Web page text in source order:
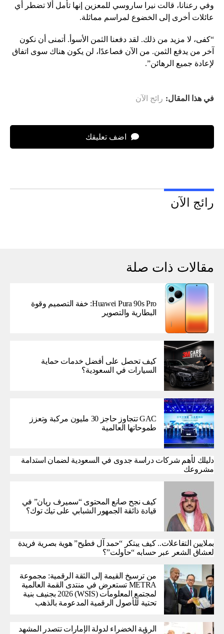
وفي رعنانا، قالت نيرا ساروسي للمعزين إنها تأمل ألا تضطر أي
عائلات أخرى إلى الخضوع لمراسم مماثلة.
“كفى، لا مزيد من ذلك. لقد دفعنا الثمن الأسوأ. أتمنى أن نكون
آخر من يدفع الثمن. من الآن فصاعدًا، لن يكون هناك سوى اتفاق
لإعادة جميع الرهائن”.
في هذا المقال: رائج الآن
اضف تعليقك
رائج الآن
مقالات ذات صلة
Huawei Pura 90s Pro: خفة التصميم وقوة
البطارية والتصوير
كيف تحصل على أفضل خدمات حماية
السيارات في السعودية؟
GAC تتجاوز حاجز 30 مليون مركبة وتعزز
طموحاتها العالمية
دليلك لأهم شركات دراسة جدوى في السعودية لضمان استدامة
مشروعك
كيف نجح صانع المحتوى “سميرف ريان” في
قيادة ذائقة الجمهور الشبابي على تيك توك؟
بملايين التفاعلات.. كيف يبتكر “حمد آل فطيح” هوية بصرية فريدة
لعشاق الشعر عبر حسابه “حاولت”؟
من ترسيخ القيمة إلى الثقة الرقمية: مجموعة
METRA تستعرض في منتدى القمة العالمية
لمجتمع المعلومات (WSIS) 2026 بجنيف بنية
تحتية للأصول الرقمية المدعومة بالذهب
الرؤية الخضراء لدولة الإمارات تتصدر المشهد